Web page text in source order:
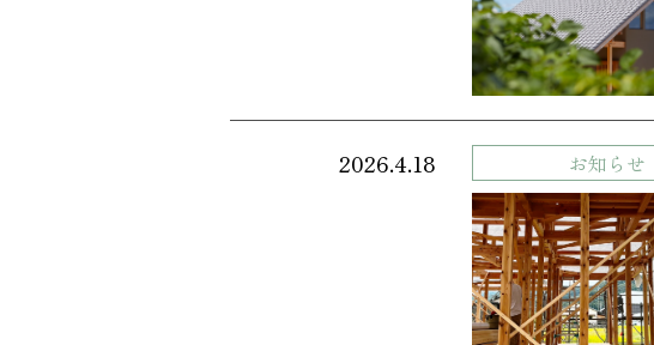
2026.4.18 お知らせ